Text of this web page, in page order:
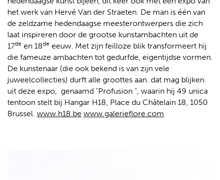
het werk van Hervé Van der Straeten. De man is één van
de zeldzame hedendaagse meesterontwerpers die zich
laat inspireren door de grootse kunstambachten uit de
17de en 18de eeuw. Met zijn feilloze blik transformeert hij
die fameuze ambachten tot gedurfde, eigentijdse vormen.
De kunstenaar (die ook bekend is van zijn vele
juweelcollecties) durft alle groottes aan. dat mag blijken
uit deze expo, genaamd “Profusion ”, waarin hij 49 unica
tentoon stelt bij Hangar H18, Place du Châtelain 18, 1050
Brussel. www.h18.be www.galerieflore.com